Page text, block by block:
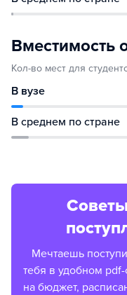
Вместимость
Кол-во мест для
В вузе
В среднем по стране
Мечтаешь
тебя в удобном
на бюджет,